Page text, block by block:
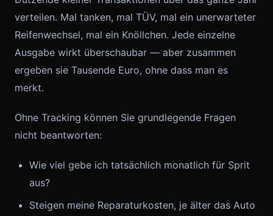
verteilen. Mal tanken, mal TÜV, mal ein unerwarteter
Reifenwechsel, mal ein Knöllchen. Jede einzelne
Ausgabe wirkt überschaubar — aber zusammen
ergeben sie Tausende Euro, ohne dass man es
merkt.
Ohne Tracking können Sie grundlegende Fragen
nicht beantworten:
Wie viel gebe ich tatsächlich monatlich für Sprit
aus?
Steigen meine Reparaturkosten, je älter das Auto